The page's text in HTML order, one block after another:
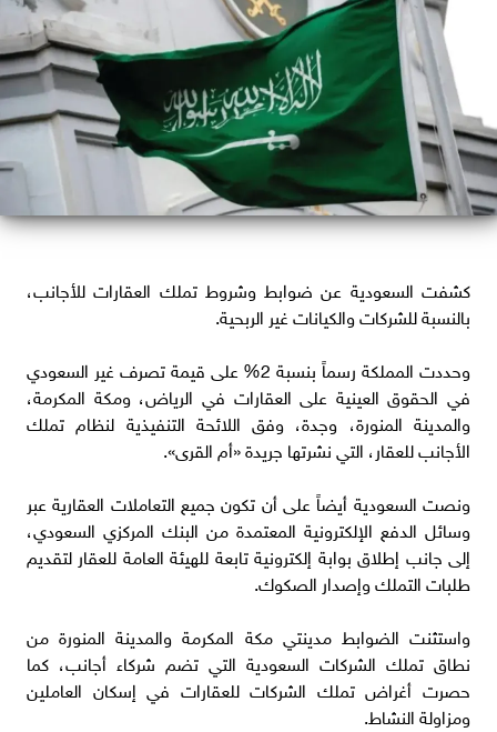
كشفت السعودية عن ضوابط وشروط تملك العقارات للأجانب،
بالنسبة للشركات والكيانات غير الربحية.
وحددت المملكة رسماً بنسبة 2% على قيمة تصرف غير السعودي
في الحقوق العينية على العقارات في الرياض، ومكة المكرمة،
والمدينة المنورة، وجدة، وفق اللائحة التنفيذية لنظام تملك
الأجانب للعقار، التي نشرتها جريدة «أم القرى».
ونصت السعودية أيضاً على أن تكون جميع التعاملات العقارية عبر
وسائل الدفع الإلكترونية المعتمدة من البنك المركزي السعودي،
إلى جانب إطلاق بوابة إلكترونية تابعة للهيئة العامة للعقار لتقديم
طلبات التملك وإصدار الصكوك.
واستثنت الضوابط مدينتي مكة المكرمة والمدينة المنورة من
نطاق تملك الشركات السعودية التي تضم شركاء أجانب، كما
حصرت أغراض تملك الشركات للعقارات في إسكان العاملين
ومزاولة النشاط.